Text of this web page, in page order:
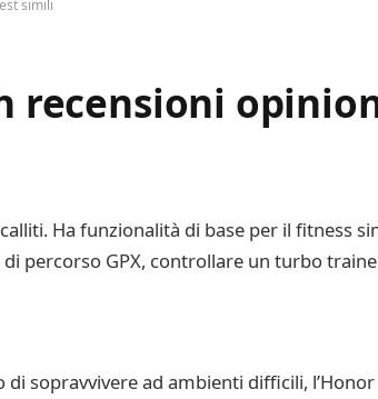
simili
recensioni
Ha funzionalità di base per il fitness
percorso GPX, controllare un turbo
sopravvivere ad ambienti difficili, l’Honor